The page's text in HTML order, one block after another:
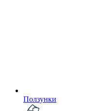
Ползунки